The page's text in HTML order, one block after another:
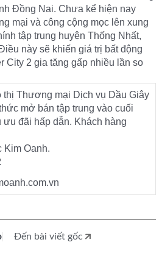
Đồng Nai. Chưa kể hiện nay
mại và công cộng mọc lên xung
tập trung huyện Thống Nhất,
này sẽ khiến giá trị bất động
City 2 gia tăng gấp nhiều lần so
thị Thương mại Dịch vụ Dầu Giây
mở bán tập trung vào cuối
đãi hấp dẫn. Khách hàng
Kim Oanh.
Đến bài viết gốc